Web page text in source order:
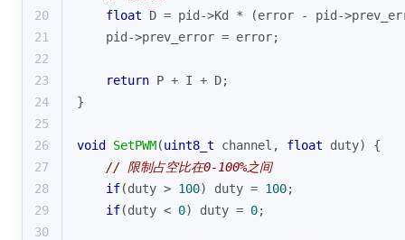
20
float D = pid->Kd * (error - pid-
21
    pid->prev_error = error;
22
23
return P + I + D;
24
}
25
26
void SetPWM(uint8_t channel, float duty)
{
27
// 限制占空比在0-100%之间
28
if(duty > 100) duty = 100;
29
if(duty < 0) duty = 0;
30